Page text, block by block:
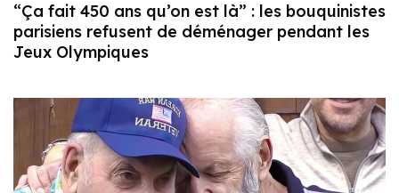
“Ça fait 450 ans qu’on est là” : les bouquinistes
parisiens refusent de déménager pendant les
Jeux Olympiques